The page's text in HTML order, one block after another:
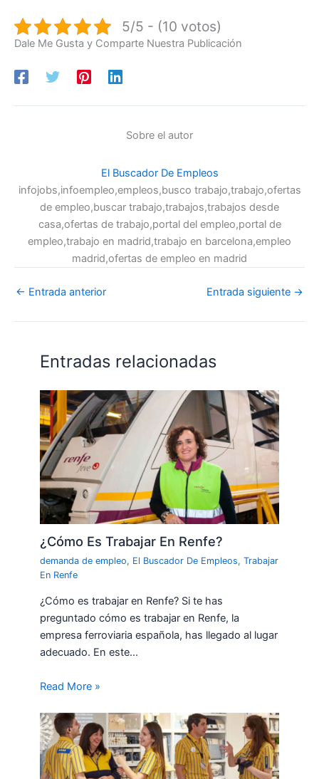
5/5 - (10 votos)
Dale Me Gusta y Comparte Nuestra Publicación
Sobre el autor
El Buscador De Empleos
infojobs,infoempleo,empleos,busco trabajo,trabajo,ofertas
de empleo,buscar trabajo,trabajos,trabajos desde
casa,ofertas de trabajo,portal del empleo,portal de
empleo,trabajo en madrid,trabajo en barcelona,empleo
madrid,ofertas de empleo en madrid
← Entrada anterior Entrada siguiente →
Entradas relacionadas
¿Cómo Es Trabajar En Renfe?
demanda de empleo, El Buscador De Empleos,Trabajar
En Renfe
¿Cómo es trabajar en Renfe? Si te has
preguntado cómo es trabajar en Renfe, la
empresa ferroviaria española, has llegado al lugar
adecuado. En este…
Read More »